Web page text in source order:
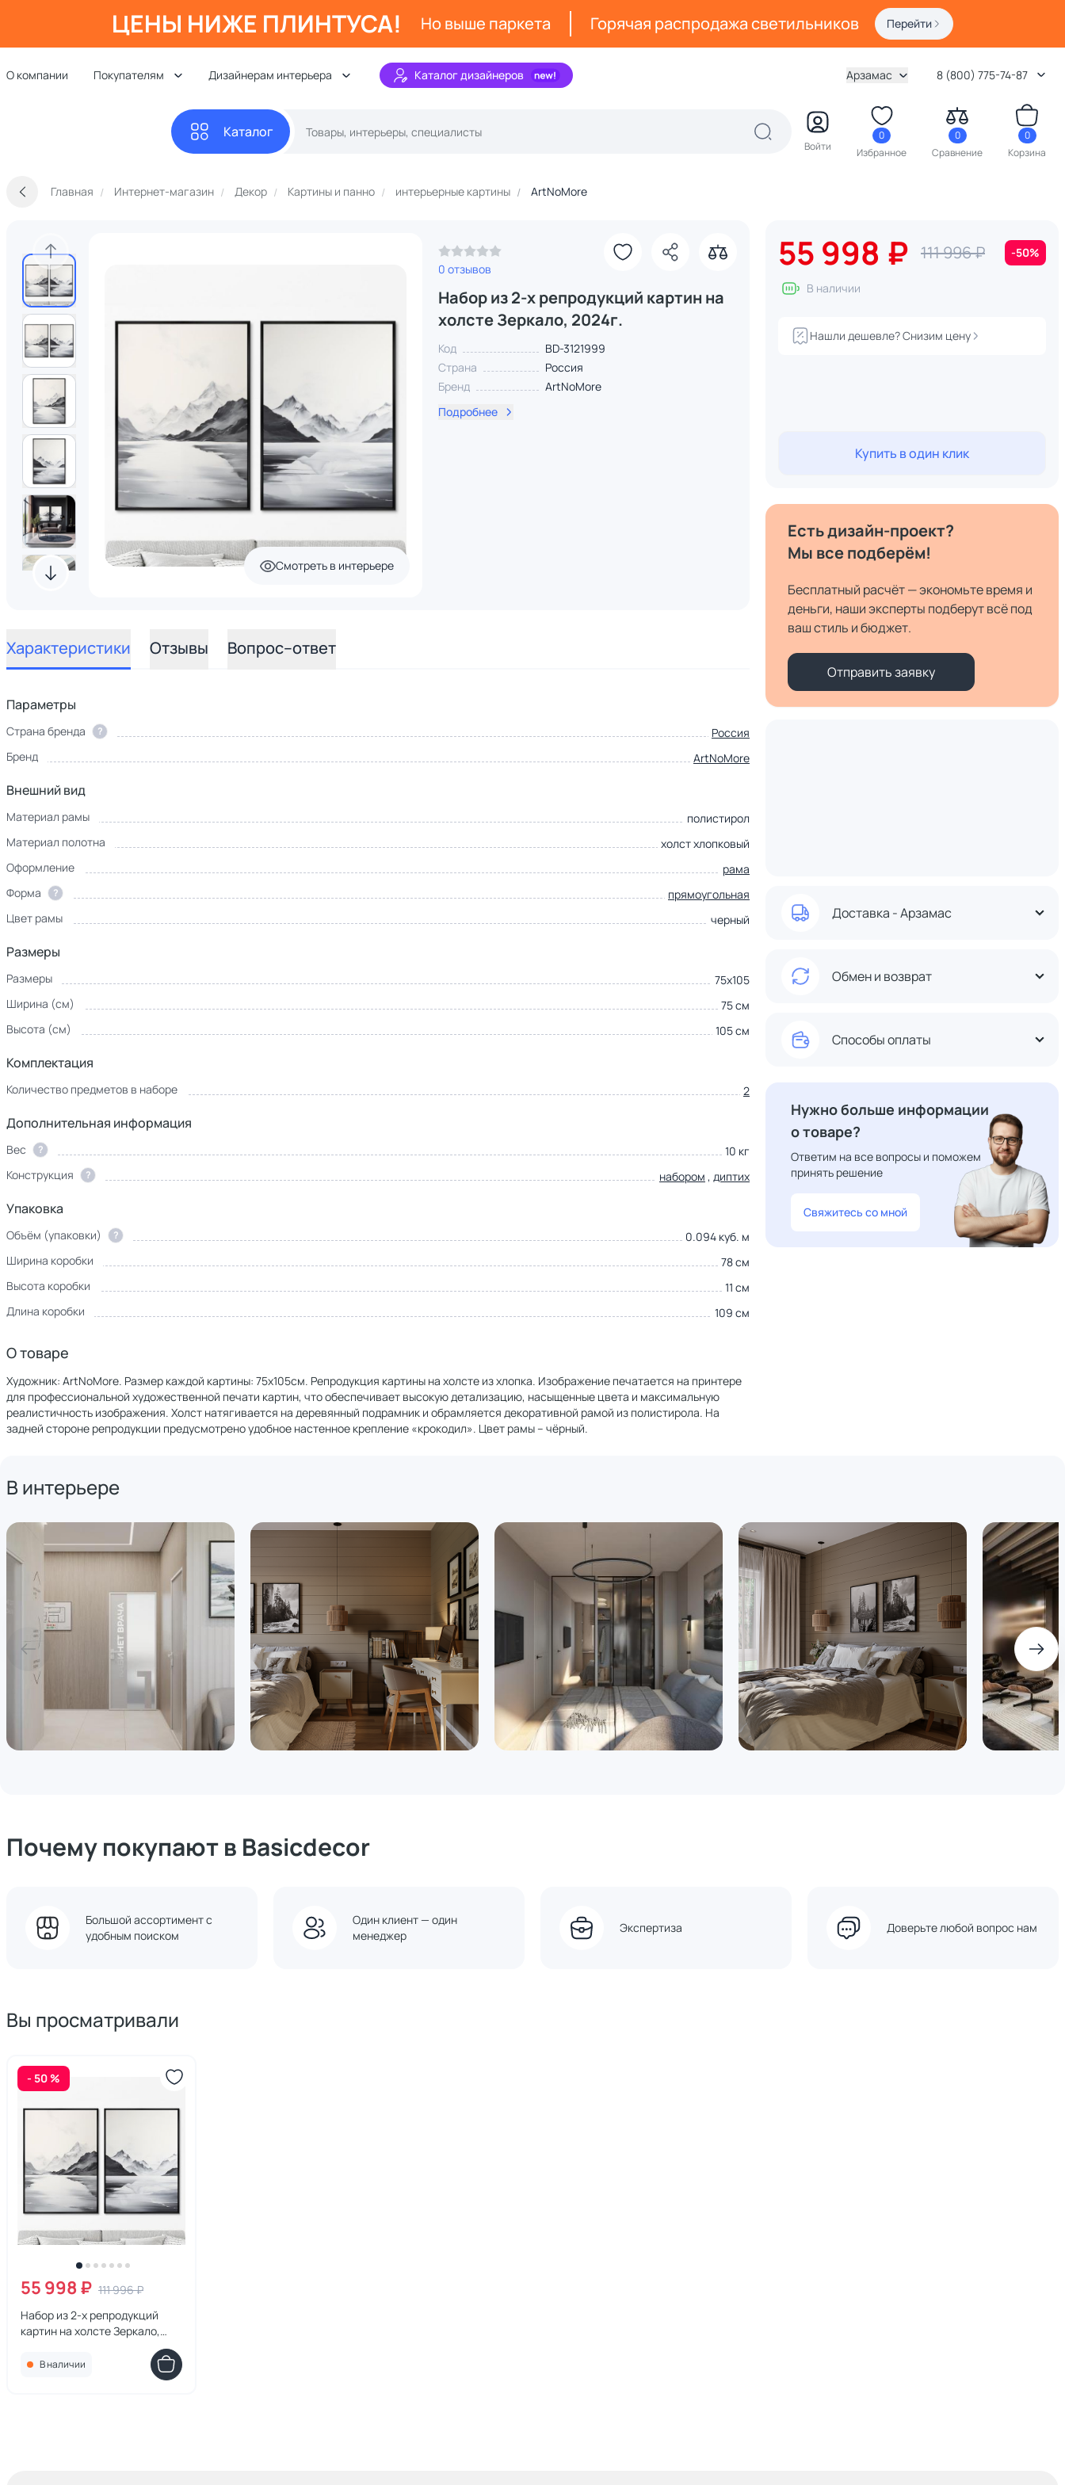
ЦЕНЫ НИЖЕ ПЛИНТУСА! Но выше паркета Горячая распродажа светильников Перейти
О компании Покупателям Дизайнерам интерьера Каталог дизайнеров Арзамас 8 (800) 775-74-87
Каталог
Войти
0
Избранное
0
Сравнение
0
Корзина
Главная Интернет-магазин Декор Картины и панно интерьерные картины ArtNoMore
Смотреть в интерьере
0 отзывов
Набор из 2-х репродукций картин на
холсте Зеркало, 2024г.
Код
BD-3121999
Страна
Россия
Бренд
ArtNoMore
Подробнее
Характеристики Отзывы Вопрос–ответ
Параметры
Страна бренда ?
Россия
Бренд
ArtNoMore
Внешний вид
Материал рамы
полистирол
Материал полотна
холст хлопковый
Оформление
рама
Форма
?
прямоугольная
Цвет рамы
черный
Размеры
Размеры
75х105
Ширина (см)
75 см
Высота (см)
105 см
Комплектация
Количество предметов в наборе 2
Дополнительная информация
Вес ?
10 кг
Конструкция
? набором , диптих
Упаковка
Объём (упаковки) ?
0.094 куб. м
Ширина коробки
78 см
Высота коробки
11 см
Длина коробки
109 см
О товаре
Художник: ArtNoMore. Размер каждой картины: 75х105см. Репродукция картины на холсте из хлопка. Изображение печатается на принтере
для профессиональной художественной печати картин, что обеспечивает высокую детализацию, насыщенные цвета и максимальную
реалистичность изображения. Холст натягивается на деревянный подрамник и обрамляется декоративной рамой из полистирола. На
задней стороне репродукции предусмотрено удобное настенное крепление «крокодил». Цвет рамы – чёрный.
55 998 ₽ 111 996 ₽ -50%
В наличии
Нашли дешевле? Снизим цену
Купить в один клик
Есть дизайн-проект?
Мы все подберём!
Бесплатный расчёт — экономьте время и
деньги, наши эксперты подберут всё под
ваш стиль и бюджет.
Отправить заявку
Доставка - Арзамас
Обмен и возврат
Способы оплаты
Нужно больше информации
о товаре?
Ответим на все вопросы и поможем
принять решение
Свяжитесь со мной
В интерьере
Почему покупают в Basicdecor
Большой ассортимент с
удобным поиском
Один клиент — один
менеджер
Экспертиза Доверьте любой вопрос нам
Вы просматривали
- 50 %
55 998 ₽ 111 996 ₽
Набор из 2-х репродукций
картин на холсте Зеркало,
В наличии